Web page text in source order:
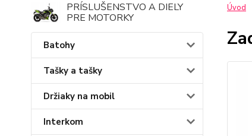
PRÍSLUŠENSTVO A DIELY
PRE MOTORKY
Batohy
Tašky a tašky
Držiaky na mobil
Interkom
Úvod